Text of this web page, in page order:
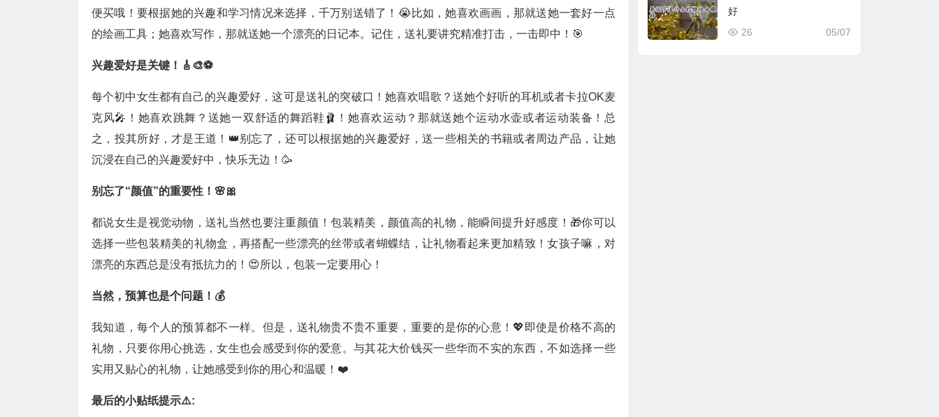
便买哦！要根据她的兴趣和学习情况来选择，千万别送错了！😭比如，她喜欢画画，那就送她一套好一点
的绘画工具；她喜欢写作，那就送她一个漂亮的日记本。记住，送礼要讲究精准打击，一击即中！🎯
兴趣爱好是关键！🎸🎨⚽
每个初中女生都有自己的兴趣爱好，这可是送礼的突破口！她喜欢唱歌？送她个好听的耳机或者卡拉OK麦
克风🎤！她喜欢跳舞？送她一双舒适的舞蹈鞋🩰！她喜欢运动？那就送她个运动水壶或者运动装备！总
之，投其所好，才是王道！👑别忘了，还可以根据她的兴趣爱好，送一些相关的书籍或者周边产品，让她
沉浸在自己的兴趣爱好中，快乐无边！🥳
别忘了“颜值”的重要性！🌸🎀
都说女生是视觉动物，送礼当然也要注重颜值！包装精美，颜值高的礼物，能瞬间提升好感度！🎁你可以
选择一些包装精美的礼物盒，再搭配一些漂亮的丝带或者蝴蝶结，让礼物看起来更加精致！女孩子嘛，对
漂亮的东西总是没有抵抗力的！😍所以，包装一定要用心！
当然，预算也是个问题！💰
我知道，每个人的预算都不一样。但是，送礼物贵不贵不重要，重要的是你的心意！💖即使是价格不高的
礼物，只要你用心挑选，女生也会感受到你的爱意。与其花大价钱买一些华而不实的东西，不如选择一些
实用又贴心的礼物，让她感受到你的用心和温暖！❤️
最后的小贴纸提示⚠️:
好
05/07
26